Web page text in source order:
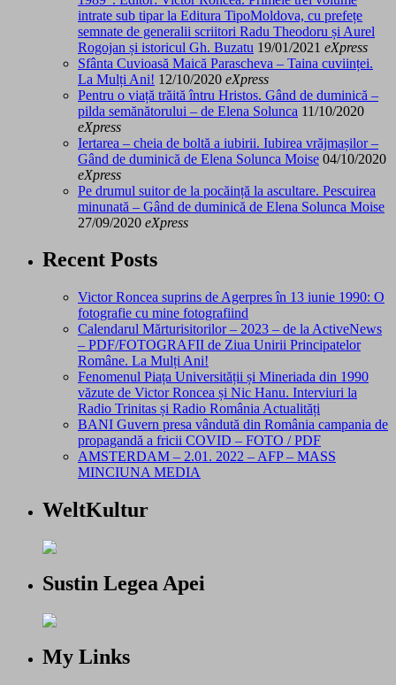
intrate sub tipar la Editura TipoMoldova, cu prefețe
semnate de generalii scriitori Radu Theodoru și Aurel
Rogojan și istoricul Gh. Buzatu 19/01/2021 eXpress
Sfânta Cuvioasă Maică Parascheva – Taina cuviinței.
La Mulți Ani! 12/10/2020 eXpress
Pentru o viață trăită întru Hristos. Gând de duminică –
pilda semănătorului – de Elena Solunca 11/10/2020
eXpress
Iertarea – cheia de boltă a iubirii. Iubirea vrăjmașilor –
Gând de duminică de Elena Solunca Moise 04/10/2020
eXpress
Pe drumul suitor de la pocăință la ascultare. Pescuirea
minunată – Gând de duminică de Elena Solunca Moise
27/09/2020 eXpress
Recent Posts
Victor Roncea suprins de Agerpres în 13 iunie 1990: O
fotografie cu mine fotografiind
Calendarul Mărturisitorilor – 2023 – de la ActiveNews
– PDF/FOTOGRAFII de Ziua Unirii Principatelor
Române. La Mulți Ani!
Fenomenul Piața Universității și Mineriada din 1990
văzute de Victor Roncea și Nic Hanu. Interviuri la
Radio Trinitas și Radio România Actualități
BANI Guvern presa vândută din România campania de
propagandă a fricii COVID – FOTO / PDF
AMSTERDAM – 2.01. 2022 – AFP – MASS
MINCIUNA MEDIA
WeltKultur
Sustin Legea Apei
My Links